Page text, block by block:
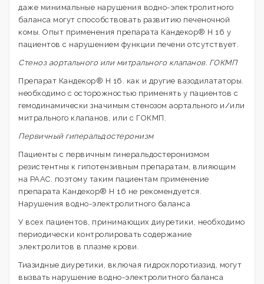
даже минимальные нарушения водно-электролитного
баланса могут способствовать развитию печеночной
комы. Опыт применения препарата Кандекор® Н 16 у
пациентов с нарушением функции печени отсутствует.
Стеноз аортального или митрального клапанов. ГОКМП
Препарат Кандекор® Н 16. как и другие вазодилататоры.
необходимо с осторожностью применять у пациентов с
гемодинамически значимым стенозом аортального и/или
митрального клапанов, или с ГОКМП.
Первичный гиперальдостеронизм
Пациенты с первичным гинеральдостеронизмом
резистентны к гипотензивным препаратам, влияющим
на РААС. поэтому таким пациентам применение
препарата Кандекор® Н 16 не рекомендуется.
Нарушения водно-электролитного баланса
У всех пациентов, принимающих диуретики, необходимо
периодически контролировать содержание
электролитов в плазме крови.
Тиазидные диуретики, включая гидрохлоротиазид, могут
вызвать нарушение водно-электролитного баланса